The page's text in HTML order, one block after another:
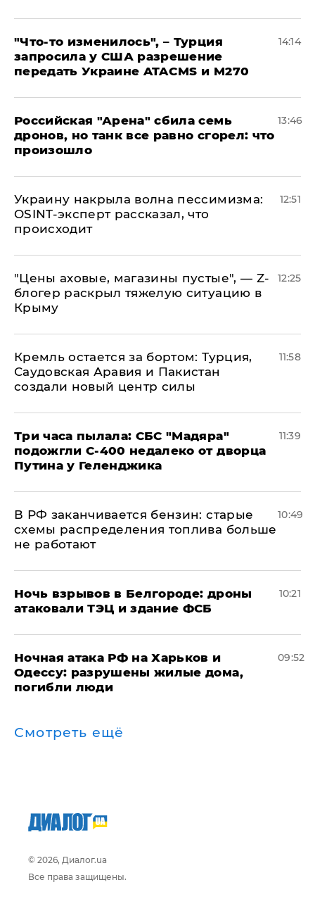
​"Что-то изменилось", – Турция
запросила у США разрешение
передать Украине ATACMS и M270
14:14
​Российская "Арена" сбила семь
дронов, но танк все равно сгорел: что
произошло
13:46
​Украину накрыла волна пессимизма:
OSINT-эксперт рассказал, что
происходит
12:51
​"Цены аховые, магазины пустые", — Z-
блогер раскрыл тяжелую ситуацию в
Крыму
12:25
​Кремль остается за бортом: Турция,
Саудовская Аравия и Пакистан
создали новый центр силы
11:58
Три часа пылала: СБС "Мадяра"
подожгли С-400 недалеко от дворца
Путина у Геленджика
11:39
​В РФ заканчивается бензин: старые
схемы распределения топлива больше
не работают
10:49
​Ночь взрывов в Белгороде: дроны
атаковали ТЭЦ и здание ФСБ
10:21
​Ночная атака РФ на Харьков и
Одессу: разрушены жилые дома,
погибли люди
09:52
Смотреть ещё
© 2026, Диалог.ua
Все права защищены.